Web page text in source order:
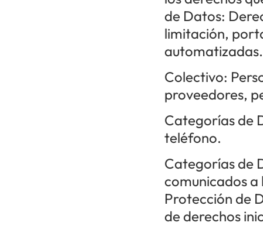
de Datos:
limitación,
automatizadas.
Colectivo:
proveedores,
Categorías de
teléfono.
Categorías de
comunicados
Protección de
de derechos